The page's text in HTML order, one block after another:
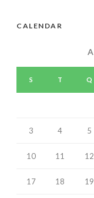
CALENDAR
S T Q
3 4 5
10 11 12
17 18 19